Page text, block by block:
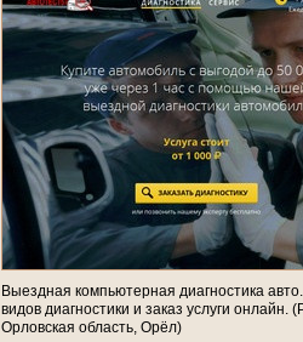
Выездная компьютерная диагностика
видов диагностики и заказ услуги онлайн.
Орловская область, Орёл)